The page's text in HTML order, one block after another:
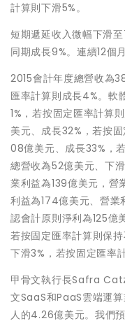
計算則下滑5%。
短期遞延收入微幅下滑
同期成長9%。連續12個
2015會計年度總營收為
匯率計算則成長4%。軟
1%，若按固定匯率計算
美元、成長32%，若按
08億美元、成長33%，
總營收為52億美元、下
業利益為139億美元，營
利益為174億美元、營
認會計原則淨利為125億
若按固定匯率計算則保
下滑3%，若按固定匯率
甲骨文執行長Safra
文SaaS和PaaS雲端運
人的4.26億美元。我們